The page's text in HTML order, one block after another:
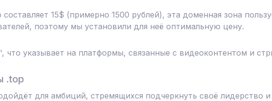
15$ (примерно 1500 рублей), эта доменная зона
поэтому мы установили для неё оптимальную цену.
указывает на платформы, связанные с видеоконтентом и
.top
для амбиций, стремящихся подчеркнуть своё лидерство и